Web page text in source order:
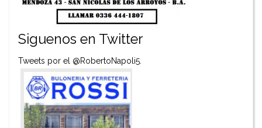
Siguenos en Twitter
Tweets por el @RobertoNapoli5.